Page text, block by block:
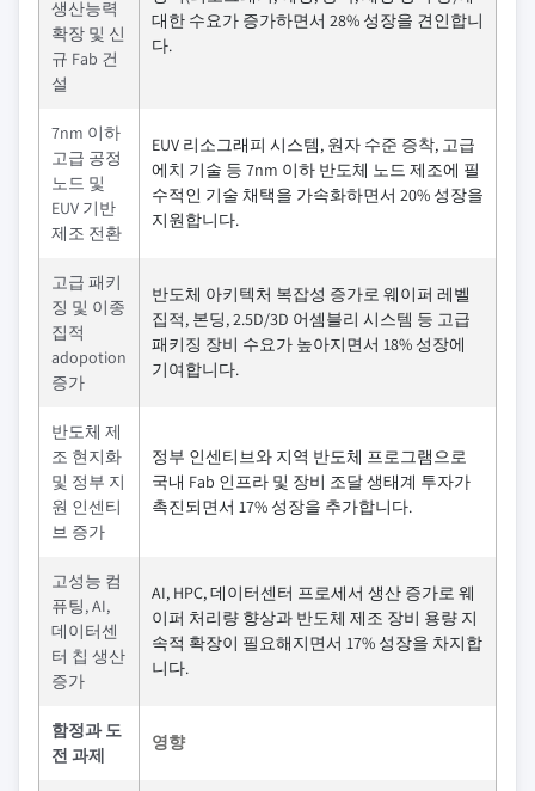
생산능력
확장 및 신
규 Fab 건
설
대한 수요가 증가하면서 28% 성장을 견인합니
다.
7nm 이하
고급 공정
노드 및
EUV 기반
제조 전환
EUV 리소그래피 시스템, 원자 수준 증착, 고급
에치 기술 등 7nm 이하 반도체 노드 제조에 필
수적인 기술 채택을 가속화하면서 20% 성장을
지원합니다.
고급 패키
징 및 이종
집적
adopotion
증가
반도체 아키텍처 복잡성 증가로 웨이퍼 레벨
집적, 본딩, 2.5D/3D 어셈블리 시스템 등 고급
패키징 장비 수요가 높아지면서 18% 성장에
기여합니다.
반도체 제
조 현지화
및 정부 지
원 인센티
브 증가
정부 인센티브와 지역 반도체 프로그램으로
국내 Fab 인프라 및 장비 조달 생태계 투자가
촉진되면서 17% 성장을 추가합니다.
고성능 컴
퓨팅, AI,
데이터센
터 칩 생산
증가
AI, HPC, 데이터센터 프로세서 생산 증가로 웨
이퍼 처리량 향상과 반도체 제조 장비 용량 지
속적 확장이 필요해지면서 17% 성장을 차지합
니다.
함정과 도
전 과제
영향